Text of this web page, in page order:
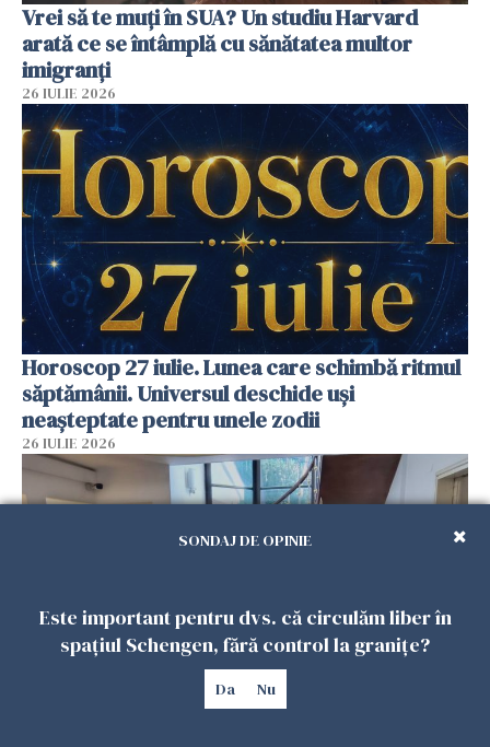
Vrei să te muți în SUA? Un studiu Harvard
arată ce se întâmplă cu sănătatea multor
imigranți
26 IULIE 2026
Horoscop 27 iulie. Lunea care schimbă ritmul
săptămânii. Universul deschide uși
neașteptate pentru unele zodii
26 IULIE 2026
Accidente, spitalizare sau alte urgențe?
SONDAJ DE OPINIE
Este important pentru dvs. că circulăm liber în
spațiul Schengen, fără control la granițe?
Da Nu